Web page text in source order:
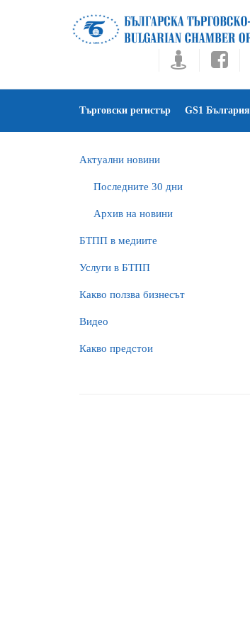
Търговски регистър GS1 България
Актуални новини
Последните 30 дни
Архив на новини
БTПП в медиите
Услуги в БТПП
Какво ползва бизнесът
Видео
Какво предстои